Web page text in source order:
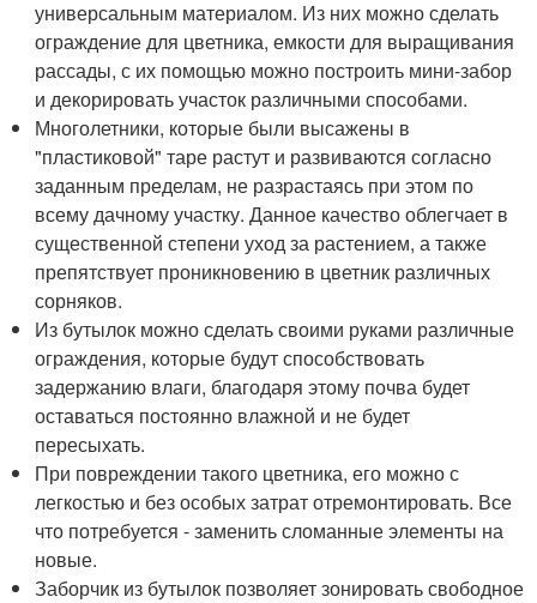
универсальным материалом. Из них можно сделать
ограждение для цветника, емкости для выращивания
рассады, с их помощью можно построить мини-забор
и декорировать участок различными способами.
Многолетники, которые были высажены в
"пластиковой" таре растут и развиваются согласно
заданным пределам, не разрастаясь при этом по
всему дачному участку. Данное качество облегчает в
существенной степени уход за растением, а также
препятствует проникновению в цветник различных
сорняков.
Из бутылок можно сделать своими руками различные
ограждения, которые будут способствовать
задержанию влаги, благодаря этому почва будет
оставаться постоянно влажной и не будет
пересыхать.
При повреждении такого цветника, его можно с
легкостью и без особых затрат отремонтировать. Все
что потребуется - заменить сломанные элементы на
новые.
Заборчик из бутылок позволяет зонировать свободное